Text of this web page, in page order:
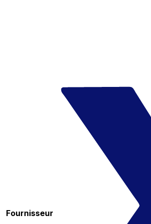
Fournisseur